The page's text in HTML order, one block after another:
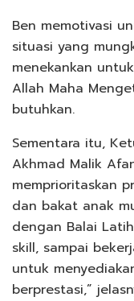
Ben memotivasi
situasi yang
menekankan
Allah Maha
butuhkan.
Sementara itu,
Akhmad Malik
memprioritaskan
dan bakat anak
dengan Balai
skill, sampai
untuk
berprestasi,”